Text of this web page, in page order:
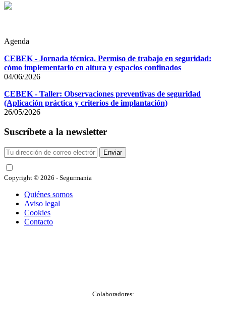
Agenda
CEBEK - Jornada técnica. Permiso de trabajo en seguridad:
cómo implementarlo en altura y espacios confinados
04/06/2026
CEBEK - Taller: Observaciones preventivas de seguridad
(Aplicación práctica y criterios de implantación)
26/05/2026
Suscríbete a la newsletter
Enviar
Copyright © 2026 - Segurmania
Quiénes somos
Aviso legal
Cookies
Contacto
Colaboradores: